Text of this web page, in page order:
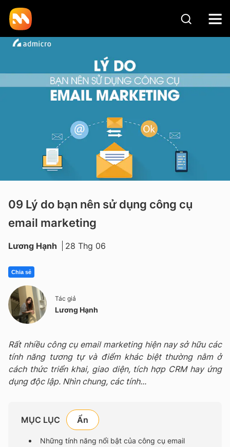
09 Lý do bạn nên sử dụng công cụ
email marketing
Lương Hạnh 28 Thg 06
Chia sẻ
Tác giả
Lương Hạnh
Rất nhiều công cụ email marketing hiện nay sở hữu các
tính năng tương tự và điểm khác biệt thường nằm ở
cách thức triển khai, giao diện, tích hợp CRM hay ứng
dụng độc lập. Nhìn chung, các tính...
MỤC LỤC
Những tính năng nổi bật của công cụ email